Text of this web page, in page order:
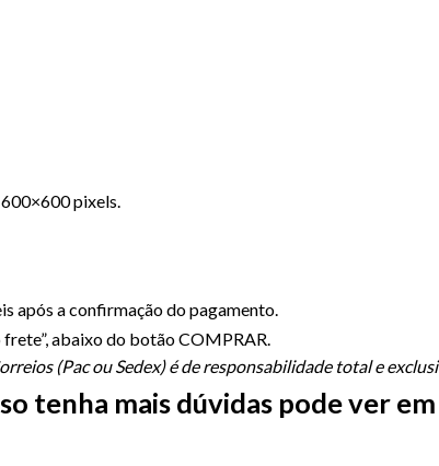
pixels.
após a confirmação do pagamento.
frete”, abaixo do botão COMPRAR.
(Pac ou Sedex) é de responsabilidade total e
tenha mais dúvidas pode ver em